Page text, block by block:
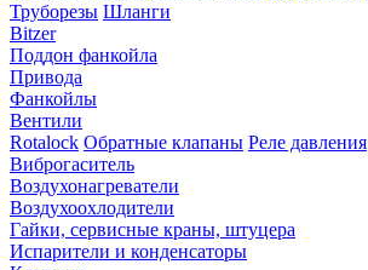
Труборезы Шланги
Bitzer
Поддон фанкойла
Привода
Фанкойлы
Вентили
Rotalock Обратные клапаны Реле давления
Виброгаситель
Воздухонагреватели
Воздухоохлодители
Гайки, сервисные краны, штуцера
Испарители и конденсаторы